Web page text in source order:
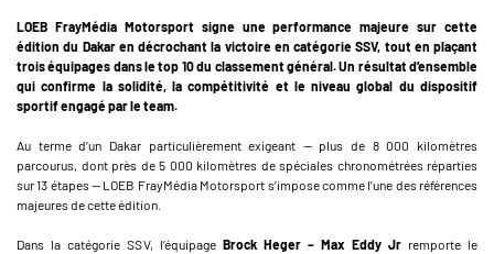
LOEB FrayMédia Motorsport signe une performance majeure sur cette
édition du Dakar en décrochant la victoire en catégorie SSV, tout en plaçant
trois équipages dans le top 10 du classement général. Un résultat d’ensemble
qui confirme la solidité, la compétitivité et le niveau global du dispositif
sportif engagé par le team.
Au terme d’un Dakar particulièrement exigeant — plus de 8 000 kilomètres
parcourus, dont près de 5 000 kilomètres de spéciales chronométrées réparties
sur 13 étapes — LOEB FrayMédia Motorsport s’impose comme l’une des références
majeures de cette édition.
Dans la catégorie SSV, l’équipageBrock Heger – Max Eddy Jrremporte le